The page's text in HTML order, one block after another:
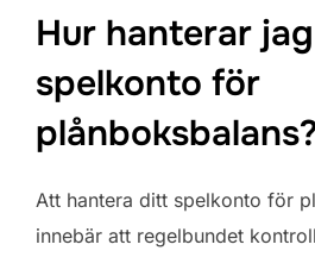
Hur hanterar
spelkonto för
Att hantera ditt spelkonto för
innebär att regelbundet